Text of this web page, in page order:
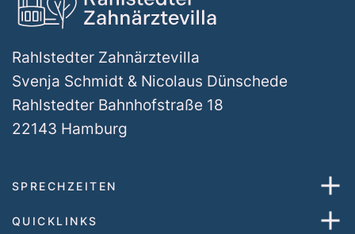
Rahlstedter Zahnärztevilla
Svenja Schmidt & Nicolaus Dünschede
Rahlstedter Bahnhofstraße 18
22143 Hamburg
SPRECHZEITEN
QUICKLINKS